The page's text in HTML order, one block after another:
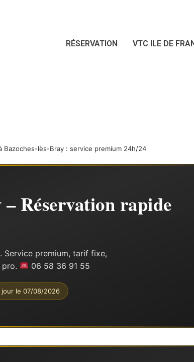
RÉSERVATION VTC ILE DE
Bazoches-lès-Bray : service premium 24h/24
Réservation rapide
Service premium, tarif fixe,
06 58 36 91 55
jour le 07/08/2026